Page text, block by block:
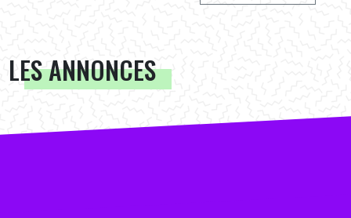
LES ANNONCES